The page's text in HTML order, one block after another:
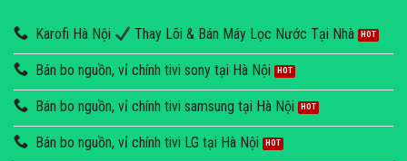
Karofi Hà Nội Thay Lõi & Bán Máy Lọc Nước Tại Nhà
Bán bo nguồn, vỉ chính tivi sony tại Hà Nội
Bán bo nguồn, vỉ chính tivi samsung tại Hà Nội
Bán bo nguồn, vỉ chính tivi LG tại Hà Nội